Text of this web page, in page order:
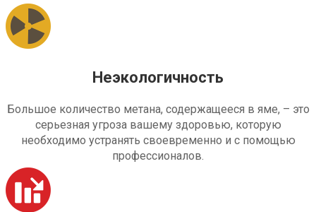
Неэкологичность
Большое количество метана, содержащееся в яме, – это
серьезная угроза вашему здоровью, которую
необходимо устранять своевременно и с помощью
профессионалов.